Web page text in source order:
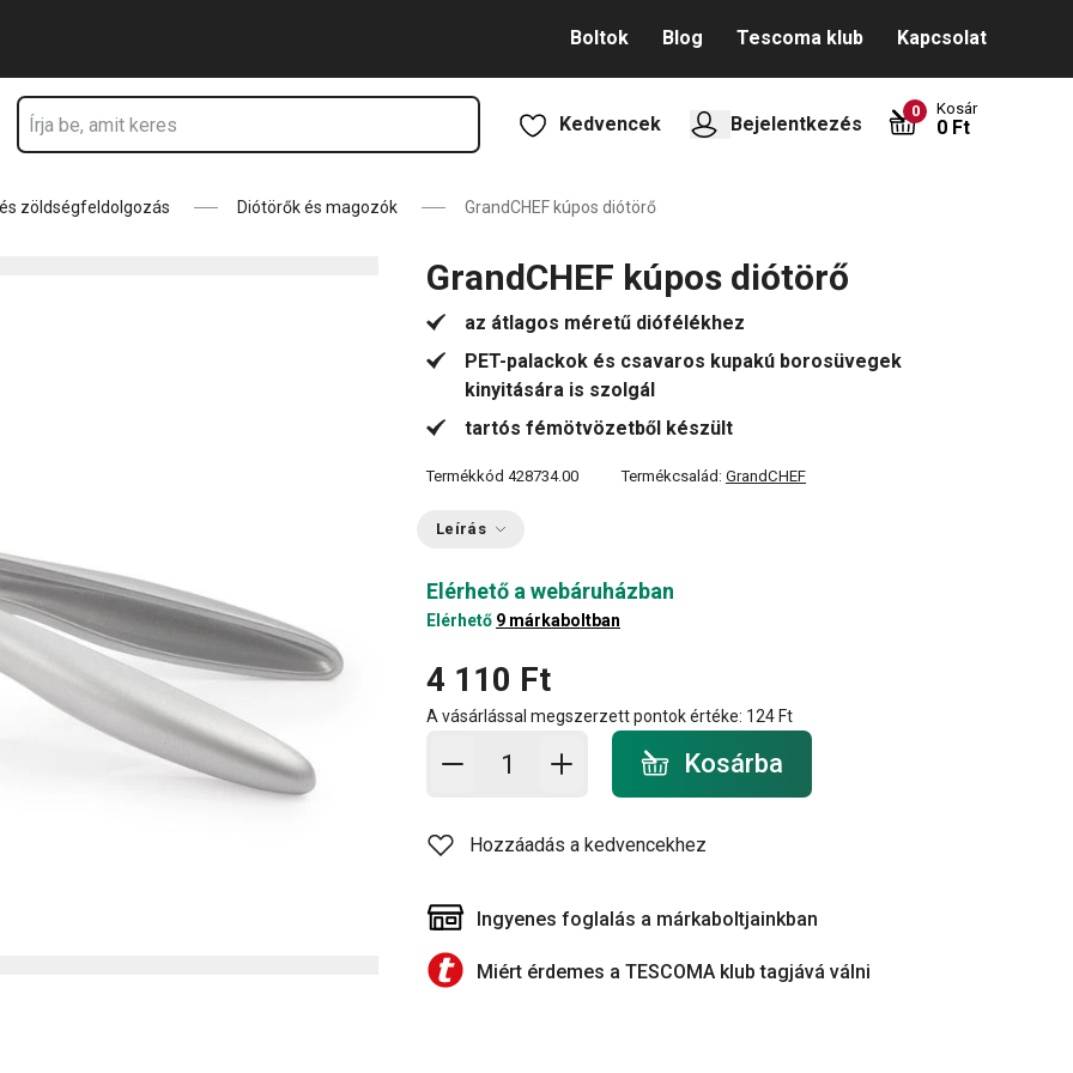
Boltok Blog Tescoma klub Kapcsolat
Kedvencek Bejelentkezés
0 Kosár
0 Ft
zöldségfeldolgozás Diótörők és magozók GrandCHEF kúpos diótörő
GrandCHEF kúpos diótörő
az átlagos méretű diófélékhez
PET-palackok és csavaros kupakú borosüvegek
kinyitására is szolgál
tartós fémötvözetből készült
Termékkód 428734.00 Termékcsalád: GrandCHEF
Leírás
Elérhető a webáruházban
Elérhető 9 márkaboltban
4 110 Ft
A vásárlással megszerzett pontok értéke: 124 Ft
Kosárba - mennyiség
Kosárba
Hozzáadás a kedvencekhez
Ingyenes foglalás a márkaboltjainkban
Miért érdemes a TESCOMA klub tagjává válni